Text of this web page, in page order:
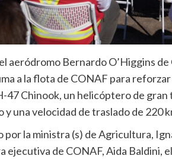
aeródromo Bernardo O’Higgins
a la flota de CONAF para
47 Chinook, un helicóptero de gran
y una velocidad de traslado de 220
por la ministra (s) de Agricultura,
ejecutiva de CONAF, Aida Baldini,